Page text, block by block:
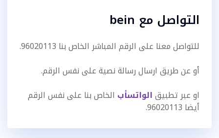
التواصل مع bein
للتواصل معنا على الرقم المباشر الخاص بنا 96020113.
أو عن طريق ارسال رسالة نصية على نفس الرقم.
او عبر تطبيقالواتسأب الخاص بنا على نفس الرقم
أيضا 96020113.